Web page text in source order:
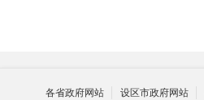
各省政府网站 设区市政府网站